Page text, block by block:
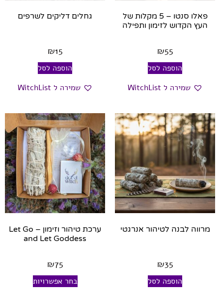
פאלו סנטו – 5 מקלות של
העץ הקדוש לזימון ותפילה
₪55
הוספה לסל
שמירה ל WitchList
גחלים דליקים לשרפים
₪15
הוספה לסל
שמירה ל WitchList
מרווה לבנה לטיהור אנרגטי
₪35
הוספה לסל
ערכת טיהור וזימון – Let Go
and Let Goddess
₪75
בחר אפשרויות